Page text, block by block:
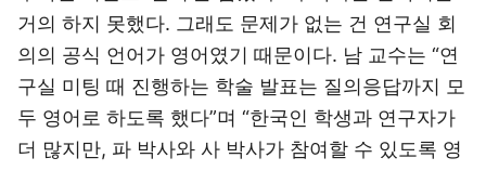
거의 하지 못했다. 그래도 문제가 없는 건 연구실 회
의의 공식 언어가 영어였기 때문이다. 남 교수는 “연
구실 미팅 때 진행하는 학술 발표는 질의응답까지 모
두 영어로 하도록 했다”며 “한국인 학생과 연구자가
더 많지만, 파 박사와 사 박사가 참여할 수 있도록 영